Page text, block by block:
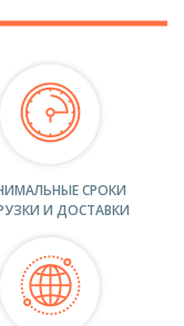
СРОКИ
И ДОСТАВКИ